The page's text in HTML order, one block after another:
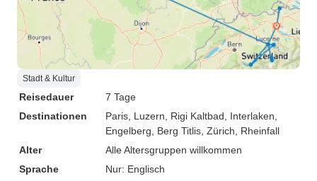
Stadt & Kultur
Reisedauer
7 Tage
Destinationen
Paris , Luzern , Rigi Kaltbad , Interlaken
Engelberg , Berg Titlis , Zürich , Rheinfall
Alter
Alle Altersgruppen willkommen
Sprache
Nur: Englisch